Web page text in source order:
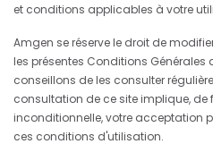
et conditions applicables à votre
Amgen se réserve le droit de
les présentes Conditions Générales
conseillons de les consulter
consultation de ce site implique,
inconditionnelle, votre acceptation
ces conditions d'utilisation.